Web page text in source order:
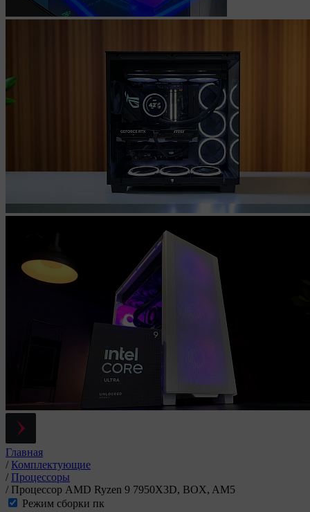
Главная
/ Комплектующие
/ Процессоры
/ Процессор AMD Ryzen 9 7950X3D, BOX, AM5
Режим сборки пк